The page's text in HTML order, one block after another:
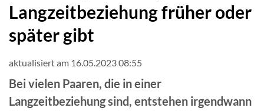
Langzeitbeziehung früher oder
später gibt
aktualisiert am 16.05.2023 08:55
Bei vielen Paaren, die in einer
Langzeitbeziehung sind, entstehen irgendwann